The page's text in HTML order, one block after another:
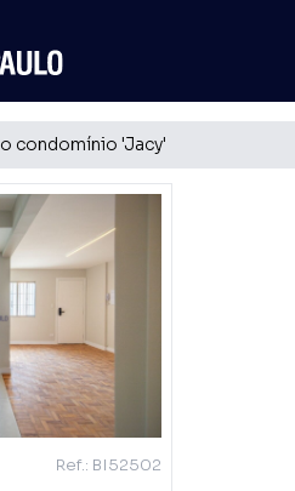
condomínio 'Jacy'
Ref.: BI52502